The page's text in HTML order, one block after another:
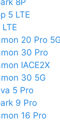
8P
5 LTE
20 Pro
30 Pro
IACE2X
30 5G
5 Pro
9 Pro
16 Pro